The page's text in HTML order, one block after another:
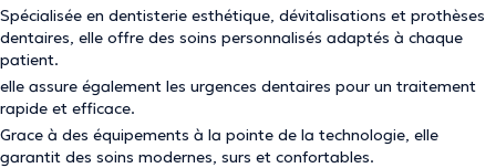
Spécialisée en dentisterie esthétique, dévitalisations et prothèses
dentaires, elle offre des soins personnalisés adaptés à chaque
patient.
elle assure également les urgences dentaires pour un traitement
rapide et efficace.
Grace à des équipements à la pointe de la technologie, elle
garantit des soins modernes, surs et confortables.